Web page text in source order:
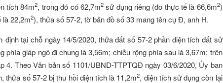
tích 84m2, trong đó có 62,7m2sử dụng riêng (đo thực tế là 66,6m2)
là 22,2m2), thửa số 57-2, tờ bản đồ số 33 mang tên cụ Đ, anh H.
định tại chỗ ngày 14/5/2020, thửa đất số 57-2 phần diện tích đất sử
phía giáp ngõ đi chung là 3,56m; chiều rộng phía sau là 3,67m; trên
4. Theo Văn bản số 1101/UBND-TTPTQĐ ngày 03/6/2020, Ủy ban
thửa số 57-2 bị thu hồi diện tích là 11,2m2, diện tích sử dụng còn lại